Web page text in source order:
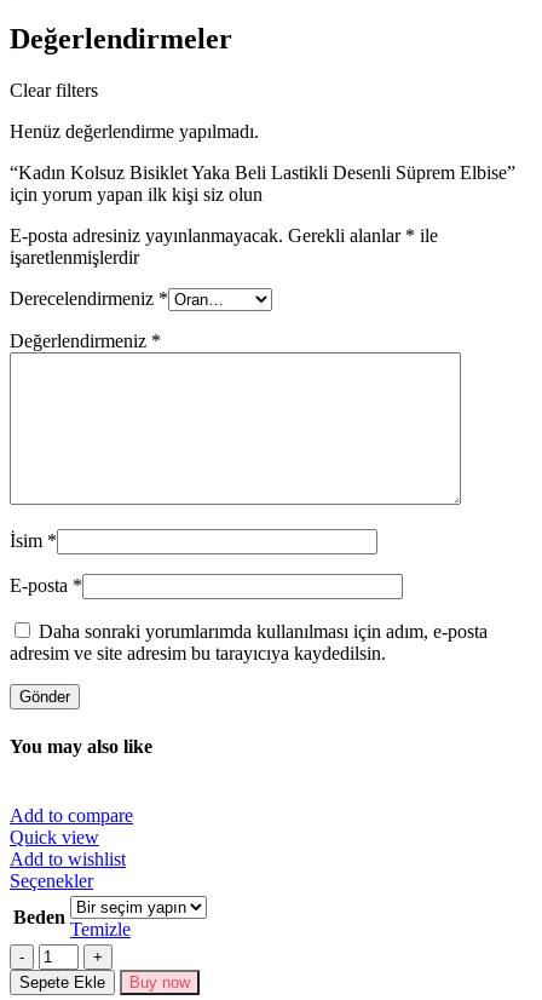
Değerlendirmeler
Clear filters
Henüz değerlendirme yapılmadı.
“Kadın Kolsuz Bisiklet Yaka Beli Lastikli Desenli Süprem Elbise”
için yorum yapan ilk kişi siz olun
E-posta adresiniz yayınlanmayacak. Gerekli alanlar * ile
işaretlenmişlerdir
Derecelendirmeniz *
Değerlendirmeniz *
İsim *
E-posta *
Daha sonraki yorumlarımda kullanılması için adım, e-posta
adresim ve site adresim bu tarayıcıya kaydedilsin.
You may also like
Add to compare
Quick view
Add to wishlist
SeçeneklerBu
ürünün
birden
fazla
varyasyonu
var.
Beden
Temizle
Miktar
Sepete Ekle Buy now